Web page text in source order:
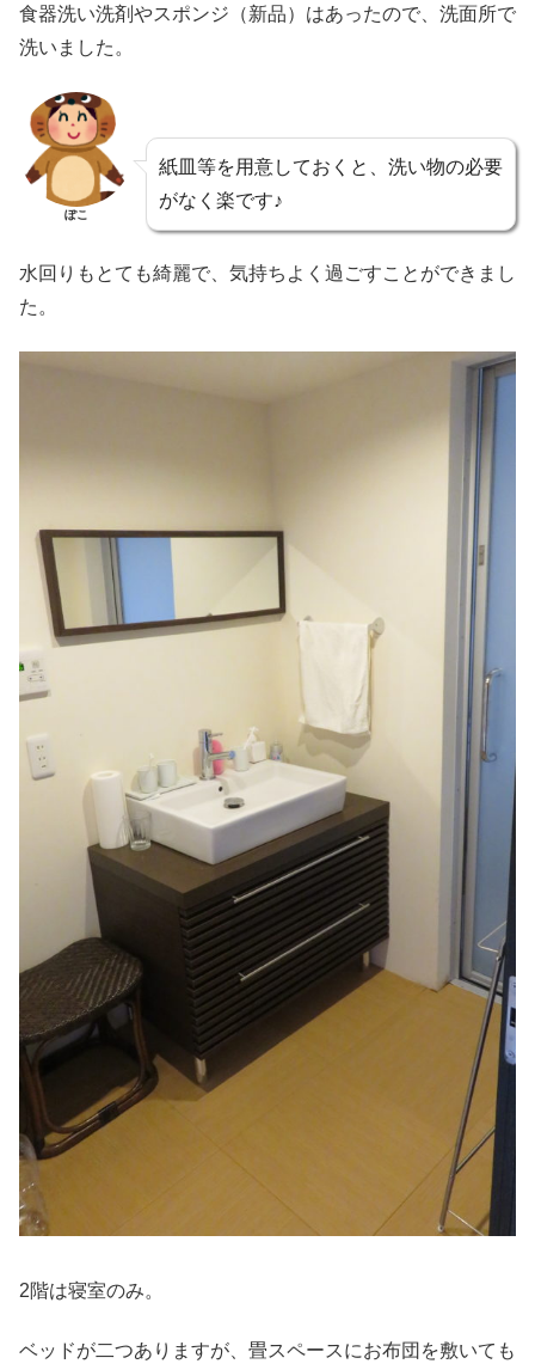
食器洗い洗剤やスポンジ（新品）はあったので、洗面所で
洗いました。
ぽこ
紙皿等を用意しておくと、洗い物の必要
がなく楽です♪
水回りもとても綺麗で、気持ちよく過ごすことができまし
た。
2階は寝室のみ。
ベッドが二つありますが、畳スペースにお布団を敷いても